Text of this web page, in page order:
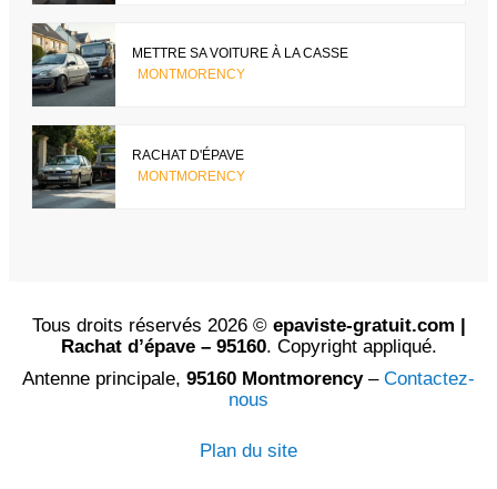
METTRE SA VOITURE À LA CASSE
MONTMORENCY
RACHAT D'ÉPAVE
MONTMORENCY
Tous droits réservés 2026 © epaviste-gratuit.com |
Rachat d’épave – 95160. Copyright appliqué.
Antenne principale, 95160 Montmorency– Contactez-
nous
Plan du site